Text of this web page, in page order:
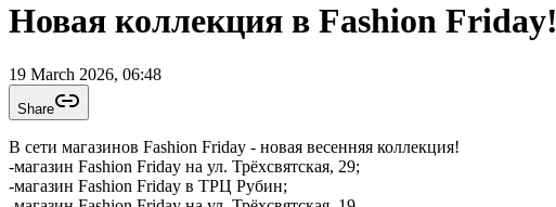
Новая коллекция в Fashion Friday!
19 March 2026, 06:48
Share
В сети магазинов Fashion Friday - новая весенняя коллекция!
-магазин Fashion Friday на ул. Трёхсвятская, 29;
-магазин Fashion Friday в ТРЦ Рубин;